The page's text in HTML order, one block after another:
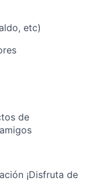
etc)
de
¡Disfruta de